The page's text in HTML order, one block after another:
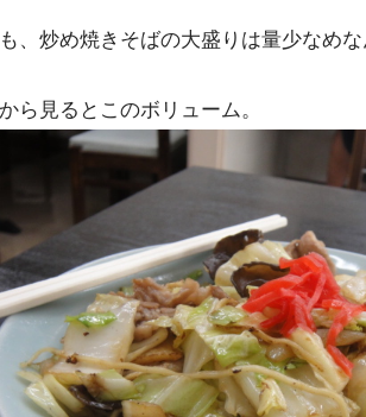
、炒め焼きそばの大盛りは量少なめ
ら見るとこのボリューム。